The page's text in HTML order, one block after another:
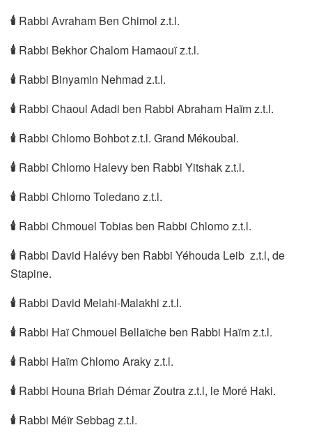
🕯 Rabbi Avraham Ben Chimol z.t.l.
🕯 Rabbi Bekhor Chalom Hamaouï z.t.l.
🕯 Rabbi Binyamin Nehmad z.t.l.
🕯 Rabbi Chaoul Adadi ben Rabbi Abraham Haïm z.t.l.
🕯 Rabbi Chlomo Bohbot z.t.l. Grand Mékoubal.
🕯 Rabbi Chlomo Halevy ben Rabbi Yitshak z.t.l.
🕯 Rabbi Chlomo Toledano z.t.l.
🕯 Rabbi Chmouel Tobias ben Rabbi Chlomo z.t.l.
🕯 Rabbi David Halévy ben Rabbi Yéhouda Leib z.t.l, de
Stapine.
🕯 Rabbi David Melahi-Malakhi z.t.l.
🕯 Rabbi Haï Chmouel Bellaïche ben Rabbi Haïm z.t.l.
🕯 Rabbi Haïm Chlomo Araky z.t.l.
🕯 Rabbi Houna Briah Démar Zoutra z.t.l, le Moré Haki.
🕯 Rabbi Méïr Sebbag z.t.l.